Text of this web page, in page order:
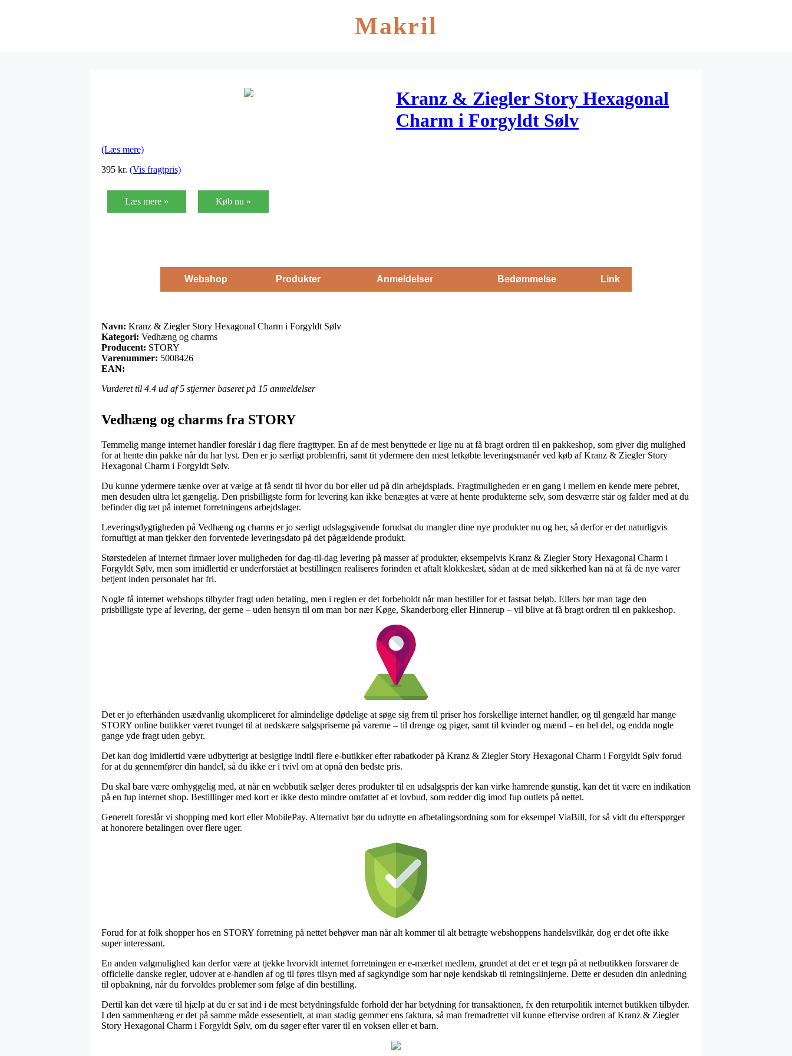
Makril
Kranz & Ziegler Story Hexagonal
Charm i Forgyldt Sølv
(Læs mere)
395 kr. (Vis fragtpris)
Læs mere » Køb nu »
Webshop Produkter Anmeldelser Bedømmelse Link
Navn: Kranz & Ziegler Story Hexagonal Charm i Forgyldt Sølv
Kategori: Vedhæng og charms
Producent: STORY
Varenummer: 5008426
EAN:
Vurderet til 4.4 ud af 5 stjerner baseret på 15 anmeldelser
Vedhæng og charms fra STORY
Temmelig mange internet handler foreslår i dag flere fragttyper. En af de mest benyttede er lige nu at få bragt ordren til en pakkeshop, som giver dig mulighed
for at hente din pakke når du har lyst. Den er jo særligt problemfri, samt tit ydermere den mest letkøbte leveringsmanér ved køb af Kranz & Ziegler Story
Hexagonal Charm i Forgyldt Sølv.
Du kunne ydermere tænke over at vælge at få sendt til hvor du bor eller ud på din arbejdsplads. Fragtmuligheden er en gang i mellem en kende mere pebret,
men desuden ultra let gængelig. Den prisbilligste form for levering kan ikke benægtes at være at hente produkterne selv, som desværre står og falder med at du
befinder dig tæt på internet forretningens arbejdslager.
Leveringsdygtigheden på Vedhæng og charms er jo særligt udslagsgivende forudsat du mangler dine nye produkter nu og her, så derfor er det naturligvis
fornuftigt at man tjekker den forventede leveringsdato på det pågældende produkt.
Størstedelen af internet firmaer lover muligheden for dag-til-dag levering på masser af produkter, eksempelvis Kranz & Ziegler Story Hexagonal Charm i
Forgyldt Sølv, men som imidlertid er underforstået at bestillingen realiseres forinden et aftalt klokkeslæt, sådan at de med sikkerhed kan nå at få de nye varer
betjent inden personalet har fri.
Nogle få internet webshops tilbyder fragt uden betaling, men i reglen er det forbeholdt når man bestiller for et fastsat beløb. Ellers bør man tage den
prisbilligste type af levering, der gerne – uden hensyn til om man bor nær Køge, Skanderborg eller Hinnerup – vil blive at få bragt ordren til en pakkeshop.
Det er jo efterhånden usædvanlig ukompliceret for almindelige dødelige at søge sig frem til priser hos forskellige internet handler, og til gengæld har mange
STORY online butikker været tvunget til at nedskære salgspriserne på varerne – til drenge og piger, samt til kvinder og mænd – en hel del, og endda nogle
gange yde fragt uden gebyr.
Det kan dog imidlertid være udbytterigt at besigtige indtil flere e-butikker efter rabatkoder på Kranz & Ziegler Story Hexagonal Charm i Forgyldt Sølv forud
for at du gennemfører din handel, så du ikke er i tvivl om at opnå den bedste pris.
Du skal bare være omhyggelig med, at når en webbutik sælger deres produkter til en udsalgspris der kan virke hamrende gunstig, kan det tit være en indikation
på en fup internet shop. Bestillinger med kort er ikke desto mindre omfattet af et lovbud, som redder dig imod fup outlets på nettet.
Generelt foreslår vi shopping med kort eller MobilePay. Alternativt bør du udnytte en afbetalingsordning som for eksempel ViaBill, for så vidt du efterspørger
at honorere betalingen over flere uger.
Forud for at folk shopper hos en STORY forretning på nettet behøver man når alt kommer til alt betragte webshoppens handelsvilkår, dog er det ofte ikke
super interessant.
En anden valgmulighed kan derfor være at tjekke hvorvidt internet forretningen er e-mærket medlem, grundet at det er et tegn på at netbutikken forsvarer de
officielle danske regler, udover at e-handlen af og til føres tilsyn med af sagkyndige som har nøje kendskab til retningslinjerne. Dette er desuden din anledning
til opbakning, når du forvoldes problemer som følge af din bestilling.
Dertil kan det være til hjælp at du er sat ind i de mest betydningsfulde forhold der har betydning for transaktionen, fx den returpolitik internet butikken tilbyder.
I den sammenhæng er det på samme måde essesentielt, at man stadig gemmer ens faktura, så man fremadrettet vil kunne eftervise ordren af Kranz & Ziegler
Story Hexagonal Charm i Forgyldt Sølv, om du søger efter varer til en voksen eller et barn.